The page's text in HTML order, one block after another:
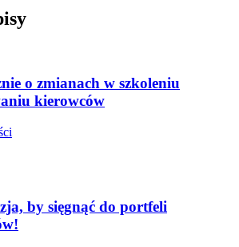
o zmianach w szkoleniu
kierowców
by sięgnąć do portfeli